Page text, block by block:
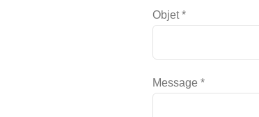
Objet *
Message *